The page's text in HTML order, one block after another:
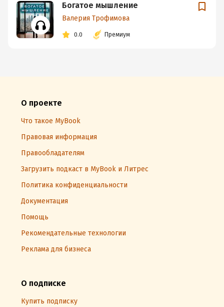
Богатое мышление
Валерия Трофимова
0.0 Премиум
О проекте
Что такое MyBook
Правовая информация
Правообладателям
Загрузить подкаст в MyBook и Литрес
Политика конфиденциальности
Документация
Помощь
Рекомендательные технологии
Реклама для бизнеса
О подписке
Купить подписку